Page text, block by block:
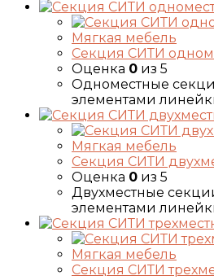
Мягкая мебель
Секция СИТИ
Оценка 0 из 5
Одноместные
элементами
Мягкая мебель
Секция СИТИ
Оценка 0 из 5
Двухместные
элементами
Мягкая мебель
Секция СИТИ